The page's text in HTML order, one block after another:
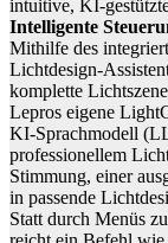
intuitive, KI-
Intelligente
Mithilfe des
Lichtdesign-
komplette
Lepros eigene
KI-Sprachmodell
professionellem
Stimmung, einer
in passende
Statt durch Menüs